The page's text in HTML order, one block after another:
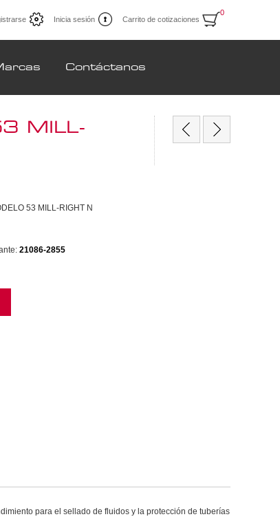
Inicia sesión Carrito de cotizaciones
0
Contáctanos
MILL-
53 MILL-RIGHT N
21086-2855
para el sellado de fluidos y la protección de tuberías